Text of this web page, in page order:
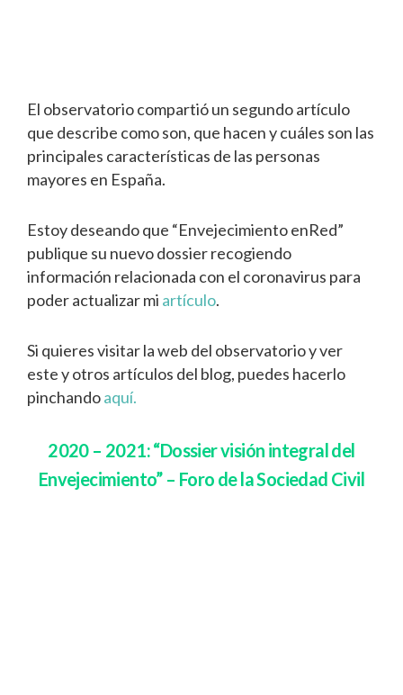
El observatorio compartió un segundo artículo
que describe como son, que hacen y cuáles son las
principales características de las personas
mayores en España.
Estoy deseando que “Envejecimiento enRed”
publique su nuevo dossier recogiendo
información relacionada con el coronavirus para
poder actualizar mi artículo.
Si quieres visitar la web del observatorio y ver
este y otros artículos del blog, puedes hacerlo
pinchandoaquí.
2020 – 2021: “Dossier visión integral del
Envejecimiento” – Foro de la Sociedad Civil